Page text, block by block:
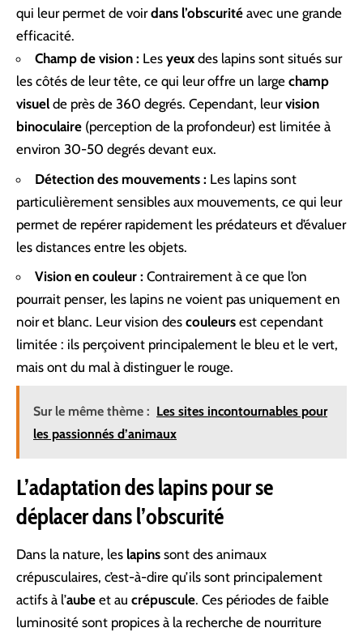
qui leur permet de voirdans l’obscurité avec une grande
efficacité.
Champ de vision : Les yeux des lapins sont situés sur
les côtés de leur tête, ce qui leur offre un large champ
visuel de près de 360 degrés. Cependant, leurvision
binoculaire (perception de la profondeur) est limitée à
environ 30-50 degrés devant eux.
Détection des mouvements : Les lapins sont
particulièrement sensibles aux mouvements, ce qui leur
permet de repérer rapidement les prédateurs et d’évaluer
les distances entre les objets.
Vision en couleur : Contrairement à ce que l’on
pourrait penser, les lapins ne voient pas uniquement en
noir et blanc. Leur vision des couleurs est cependant
limitée : ils perçoivent principalement le bleu et le vert,
mais ont du mal à distinguer le rouge.
Sur le même thème : Les sites incontournables pour
les passionnés d’animaux
L’adaptation des lapins pour se
déplacer dans l’obscurité
Dans la nature, les lapins sont des animaux
crépusculaires, c’est-à-dire qu’ils sont principalement
actifs à l’aube et au crépuscule. Ces périodes de faible
luminosité sont propices à la recherche de nourriture